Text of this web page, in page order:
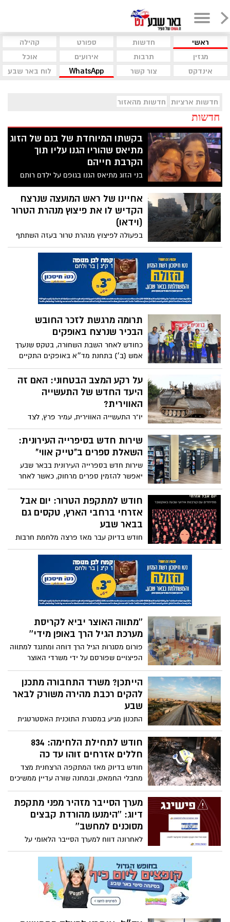
ראשי חדשות ספורט
קהילה
מגזין
תרבות אירועים
אוכל
אינדקס
צור קשר WhatsApp לוח באר שבע
חדשות ארציות חדשות מהאזור
חדשות
בקשתו המיוחדת של בנם של הזוג
מתיאס שהוריו הגנו עליו תוך
הקרבת חייהם
בני הזוג מתיאס הגנו בגופם על ילדם רותם
ובכך הצילו את חייו. האחות שניתחה את
רותם מספרת בגילוי לב על בקשתו המיוחדת
של הבן לפני שנותח ועל הרגע הטראגי
שחוותה כאשר גילתה מה עלה בגורל בני הזוג
אחיינו של ראש המועצה שנרצח
הקדיש לו את פיצוץ מנהרת הטרור
(וידאו)
בפעולה לפיצוץ מנהרת טרור בעזה השתתף
סרן ר', אחיינו של אופיר ליבשטיין ז"ל
שהקדיש עבורו את הפיצוץ. "נחזיר את עוטף
עזה ל-100% גן עדן"
תרומה מרגשת לזכר החובש
הבכיר שנרצח באופקים
כחודש לאחר השבת השחורה, בטקס שנערך
אמש (ב׳) בתחנת מד״א באופקים התקיים
ערב לזכרו של חובש בכיר במד״א אהרון
חיימוב ז״ל שנרצח מיריות מחבלים בבוקר
שמחת תורה כשנהג על אמבולנס בדרכו
על רקע המצב הבטחוני: האם זה
היעד החדש של התעשייה
האווירית?
יו"ר התעשייה האווירית, עמיר פרץ, לצד
בכירים בהנהלת החברה, הגיעו ביום ראשון
האחרון לסיור באופקים. המשתתפים ערכו
בחמ"ל העירייה פגישת עבודה עם ראש העיר,
סקירה על מתקפת הטרור הרצחנית באופקים
ב-7 באוקטובר, ועל הנעשה ברשות
האזרחית של תושבי העיר, אשר הצילו בגופם
אזרחים רבים.
שירות חדש בסיפרייה העירונית:
השאלת ספרים ב"טייק אווי"
שירות חדש בספרייה העירונית בבאר שבע
יאפשר להזמין ספרים מרחוק, כאשר לאחר
שעובדי הספרייה יאתרו את הספרים
המבוקשים ויארזו אותם, יוכלו התושבים
להגיע ולאסוף אותם
חודש למתקפת הטרור: יום אבל
אזרחי ברחבי הארץ, טקסים גם
בבאר שבע
חודש בדיוק עבר מאז פרצה מלחמת חרבות
ברזל, אשר החלה עם הטבח הנוראי באזור
עוטף עזה. היום (ד'), יקיימו אלפי אזרחים
ברחבי הארץ יום אבל, שילווה בטקסים
ועצרות
''מתווה האוצר יביא לקריסת
מערכת הגיל הרך באופן מידי''
פורום מסגרות הגיל הרך דוחה ומתנגד למתווה
הפיצויים שפורסם על ידי משרדי האוצר
החינוך והעבודה: יביא לקריסת מערכת הגיל
הרך באופן מידי
הייתכן? משרד התחבורה מתכנן
להקים רכבת מהירה משורק לבאר
שבע
התכנון מגיע במסגרת התוכנית האסטרטגית
הלאומית למסילות ברזל של משרד התחבורה
והבטיחות בדרכים, לחיבור מסילתי מהיר בין
כל המטרופולינים
חודש לתחילת הלחימה: 834
חללים אזרחים זוהו עד כה
חודש בדיוק מאז המתקפה הרצחנית מצד
מחבלי החמאס, ובמחנה שורה עדיין ממשיכים
לזהות מספר רב של גופות. וגם - כמה כתבי
אישום הוגשו עד כה בשל הסתה?
מערך הסייבר מזהיר מפני מתקפת
דיוג: ''הימנעו מהורדת קבצים
מסוכנים למחשב''
לאחרונה דווח למערך הסייבר הלאומי על
קמפיין דיוג (Phishing) נרחב הפעיל בישראל
באמצעות הודעות לדואר האלקטרוני, עם
קישור להורדת קבצים זדוניים